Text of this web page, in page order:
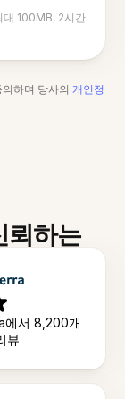
대 100MB, 2시간
하며 당사의 개인정
뢰하는
에서 8,200개
뷰